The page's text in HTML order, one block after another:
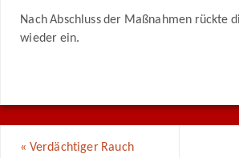
Nach Abschluss der Maßnahmen rückte
wieder ein.
« Verdächtiger Rauch